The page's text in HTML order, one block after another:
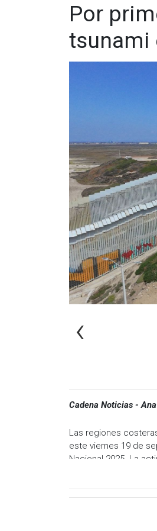
Facebook:
Whatsapp:
Por
tsunami
‹
Cadena Noticias -
Las regiones
este viernes 19 de
Nacional 2025. La